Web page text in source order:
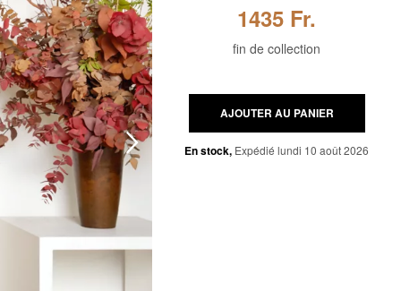
1435 Fr.
fin de collection
AJOUTER AU PANIER
En stock, Expédié lundi 10 août 2026